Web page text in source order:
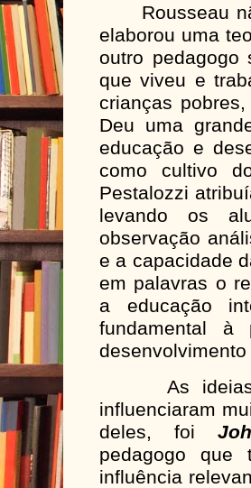
Rousseau
elaborou uma
outro pedagogo
que viveu e
crianças
Deu uma
educação e
como cultivo
Pestalozzi
levando os
observação
e a capacidade
em palavras o
a educação
fundamental à
As ideias
influenciaram
deles, foi
pedagogo que
influência